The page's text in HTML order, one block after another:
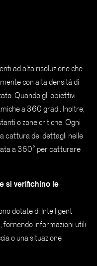
ad alta risoluzione che
con alta densità di
Quando gli obiettivi
a 360 gradi. Inoltre,
o zone critiche. Ogni
cattura dei dettagli nelle
a 360˚ per catturare
si verifichino le
dotate di Intelligent
fornendo informazioni utili
o una situazione